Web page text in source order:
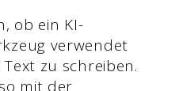
ob ein KI-
verwendet
zu schreiben.
mit der